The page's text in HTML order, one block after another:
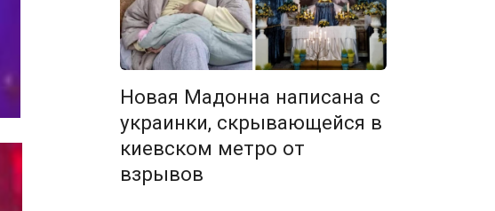
Новая Мадонна написана с
украинки, скрывающейся в
киевском метро от
взрывов